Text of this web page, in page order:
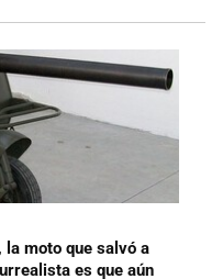
la moto que salvó a
es que aún